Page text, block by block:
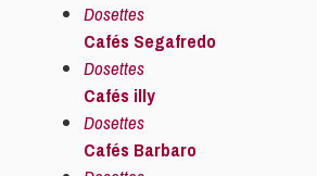
Dosettes
Cafés Segafredo
Dosettes
Cafés illy
Dosettes
Cafés Barbaro